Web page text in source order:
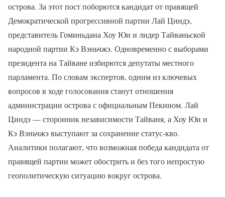
острова. За этот пост поборются кандидат от правящей
Демократической прогрессивной партии Лай Циндэ,
представитель Гоминьдана Хоу Юи и лидер Тайваньской
народной партии Кэ Вэньчжэ. Одновременно с выборами
президента на Тайване избирются депутаты местного
парламента. По словам экспертов, одним из ключевых
вопросов в ходе голосования станут отношения
администрации острова с официальным Пекином. Лай
Циндэ — сторонник независимости Тайваня, а Хоу Юи и
Кэ Вэньчжэ выступают за сохранение статус-кво.
Аналитики полагают, что возможная победа кандидата от
правящей партии может обострить и без того непростую
геополитическую ситуацию вокруг острова.